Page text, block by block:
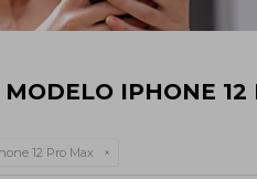
MODELO IPHONE 12
12 Pro Max